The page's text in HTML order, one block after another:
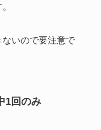
いので要注意で
1回のみ